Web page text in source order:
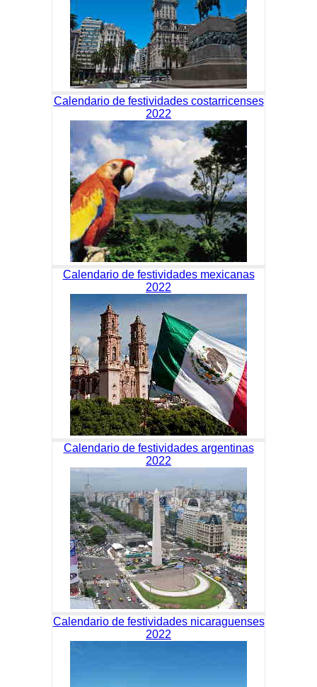
Calendario de festividades costarricenses
2022
Calendario de festividades mexicanas
2022
Calendario de festividades argentinas
2022
Calendario de festividades nicaraguenses
2022